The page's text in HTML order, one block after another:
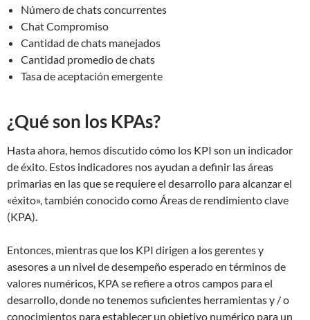
Número de chats concurrentes
Chat Compromiso
Cantidad de chats manejados
Cantidad promedio de chats
Tasa de aceptación emergente
¿Qué son los KPAs?
Hasta ahora, hemos discutido cómo los KPI son un indicador
de éxito. Estos indicadores nos ayudan a definir las áreas
primarias en las que se requiere el desarrollo para alcanzar el
«éxito», también conocido como Áreas de rendimiento clave
(KPA).
Entonces, mientras que los KPI dirigen a los gerentes y
asesores a un nivel de desempeño esperado en términos de
valores numéricos, KPA se refiere a otros campos para el
desarrollo, donde no tenemos suficientes herramientas y / o
conocimientos para establecer un objetivo numérico para un